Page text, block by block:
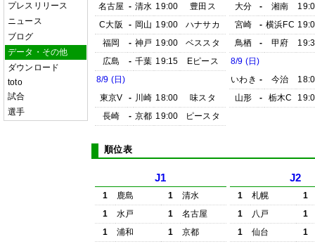
プレスリリース
ニュース
ブログ
データ・その他
ダウンロード
toto
試合
選手
名古屋 - 清水 19:00
豊田ス
C大阪
- 岡山 19:00
ハナサカ
福岡
- 神戸 19:00
ベススタ
広島
- 千葉 19:15
Eピース
8/9 (日)
東京V
- 川崎 18:00
味スタ
長崎
- 京都 19:00 ピースタ
大分
- 湘南
宮崎
- 横浜FC
鳥栖
- 甲府
8/9 (日)
いわき - 今治
山形
- 栃木C
順位表
J1
1 鹿島 1
清水
1
水戸 1
名古屋
1
浦和 1
京都
J2
1 札幌
1
1
八戸
1
1
仙台
1